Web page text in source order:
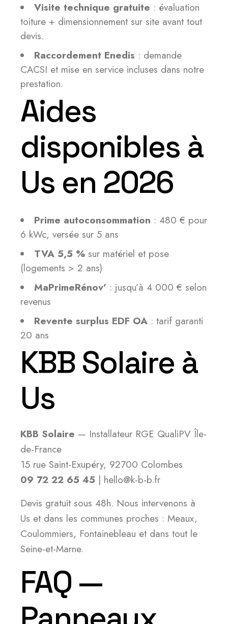
Visite technique gratuite : évaluation
toiture + dimensionnement sur site avant tout
devis.
Raccordement Enedis : demande
CACSI et mise en service incluses dans notre
prestation.
Aides
disponibles à
Us en 2026
Prime autoconsommation : 480 € pour
6 kWc, versée sur 5 ans
TVA 5,5 % sur matériel et pose
(logements > 2 ans)
MaPrimeRénov’ : jusqu’à 4 000 € selon
revenus
Revente surplus EDF OA : tarif garanti
20 ans
KBB Solaire à
Us
KBB Solaire — Installateur RGE QualiPV Île-
de-France
15 rue Saint-Exupéry, 92700 Colombes
09 72 22 65 45 | hello@k-b-b.fr
Devis gratuit sous 48h. Nous intervenons à
Us et dans les communes proches : Meaux,
Coulommiers, Fontainebleau et dans tout le
Seine-et-Marne.
FAQ —